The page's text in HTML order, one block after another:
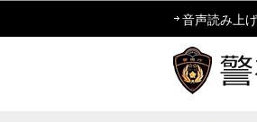
音声読み上